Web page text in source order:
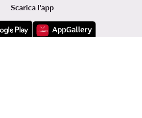
Scarica l'app